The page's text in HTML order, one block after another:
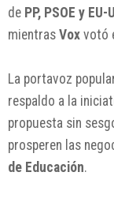
de PP, PSOE y EU-
mientras Vox votó
La portavoz
respaldo a la
propuesta sin
prosperen las
de Educación.